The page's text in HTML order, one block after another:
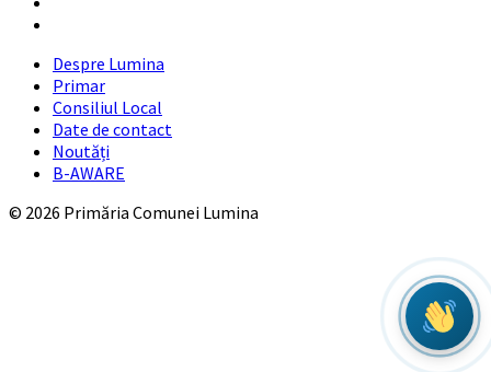
Despre Lumina
Primar
Consiliul Local
Date de contact
Noutăți
B-AWARE
© 2026 Primăria Comunei Lumina